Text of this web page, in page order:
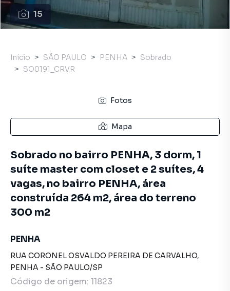
15
Início SÃO PAULO PENHA
Sobrado
SO0191_CRVR
Fotos
Mapa
Sobrado no bairro PENHA, 3 dorm, 1
suíte master com closet e 2 suítes, 4
vagas, no bairro PENHA, área
construída 264 m2, área do terreno
300 m2
PENHA
RUA CORONEL OSVALDO PEREIRA DE CARVALHO,
PENHA - SÃO PAULO/SP
Código de origem: 11823